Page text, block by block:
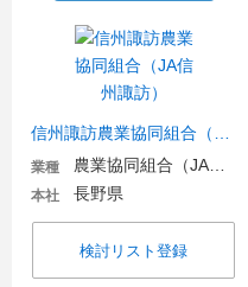
業種
本社 長野県
検討リスト登録